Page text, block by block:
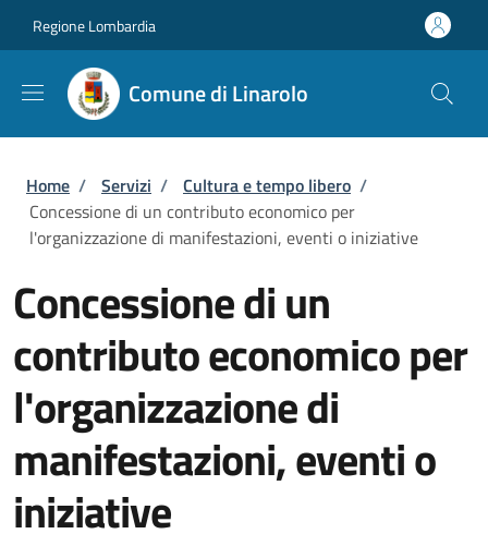
Regione Lombardia
Comune di Linarolo
Briciole di pane
Home / Servizi / Cultura e tempo libero /
Concessione di un contributo economico per
l'organizzazione di manifestazioni, eventi o iniziative
Concessione di un
contributo economico per
l'organizzazione di
manifestazioni, eventi o
iniziative